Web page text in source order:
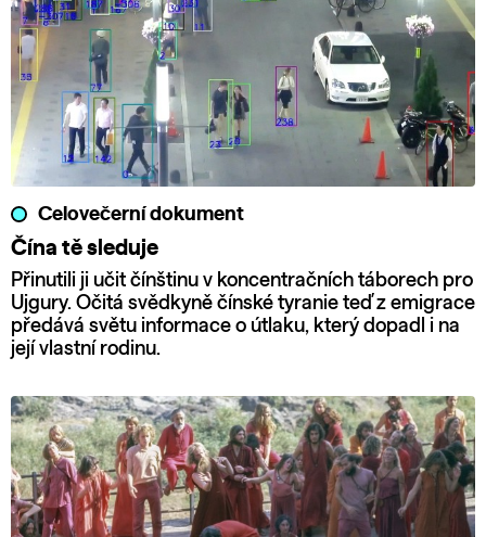
Celovečerní dokument
Čína tě sleduje
Přinutili ji učit čínštinu v koncentračních táborech pro
Ujgury. Očitá svědkyně čínské tyranie teď z emigrace
předává světu informace o útlaku, který dopadl i na
její vlastní rodinu.